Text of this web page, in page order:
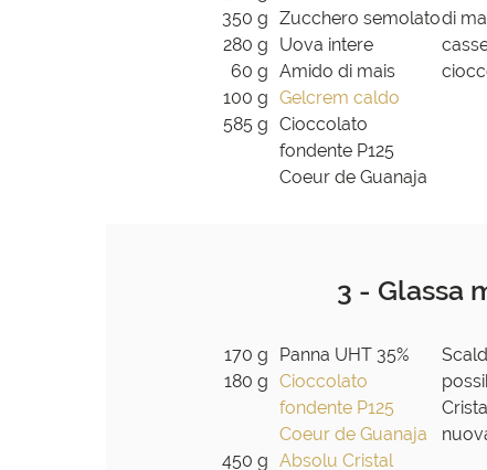
350 g Zucchero semolato
280 g
Uova intere
60 g Amido di mais
100 g Gelcrem caldo
585 g Cioccolato
fondente P125
Coeur de Guanaja
di
3 - Glassa
170 g
Panna UHT 35%
180 g Cioccolato
fondente P125
Coeur de Guanaja
450 g Absolu Cristal